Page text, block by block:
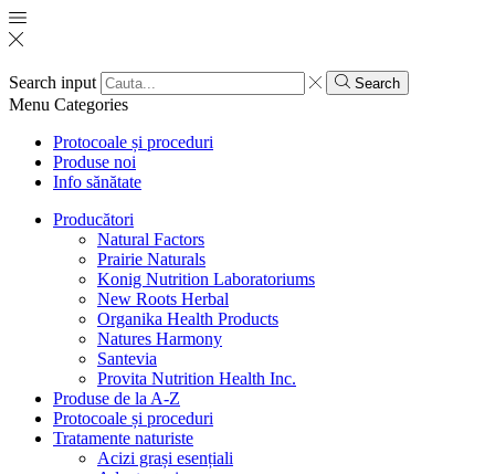
Search input Search
Menu Categories
Protocoale și proceduri
Produse noi
Info sănătate
Producători
Natural Factors
Prairie Naturals
Konig Nutrition Laboratoriums
New Roots Herbal
Organika Health Products
Natures Harmony
Santevia
Provita Nutrition Health Inc.
Produse de la A-Z
Protocoale și proceduri
Tratamente naturiste
Acizi grași esențiali